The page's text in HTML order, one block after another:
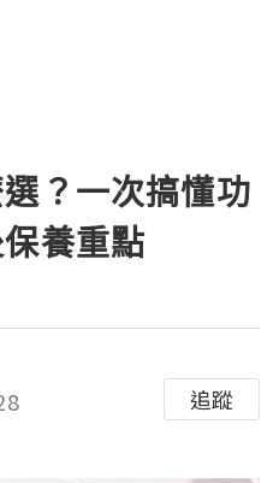
？一次搞懂功
養重點
追蹤